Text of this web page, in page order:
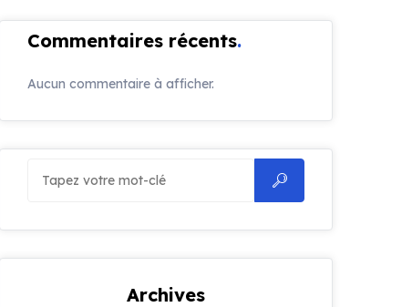
Commentaires récents
Aucun commentaire à afficher.
Archives